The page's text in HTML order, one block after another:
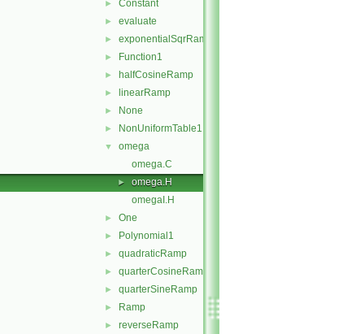
► Constant
► evaluate
► exponentialSqrRamp
► Function1
► halfCosineRamp
► linearRamp
► None
► NonUniformTable1
▼
omega
omega.C
►
omega.H
omegaI.H
► One
► Polynomial1
► quadraticRamp
► quarterCosineRamp
► quarterSineRamp
► Ramp
► reverseRamp